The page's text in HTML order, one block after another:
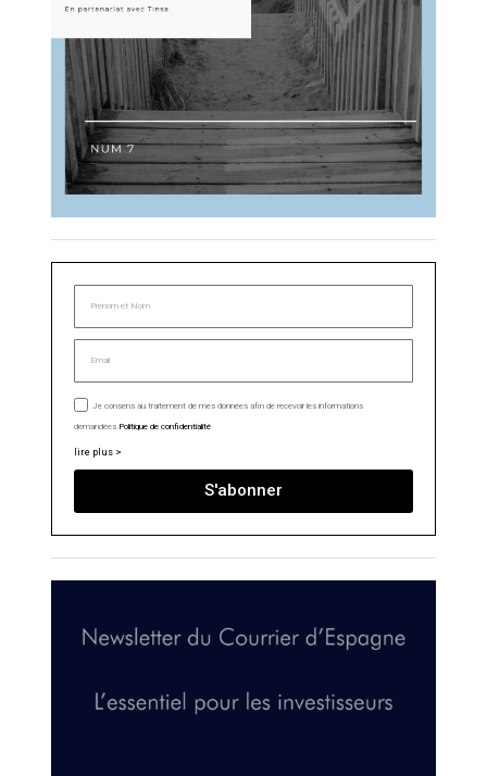
Je consens au traitement de mes données afin de recevoir les informations
demandées. Politique de confidentialité
lire plus >
S'abonner